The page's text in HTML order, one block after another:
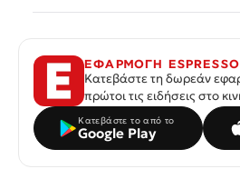
ΕΦΑΡΜΟΓΗ ESPRESSO
Κατεβάστε τη δωρεάν
πρώτοι τις ειδήσεις στο
Κατεβάστε το από το
Google Play